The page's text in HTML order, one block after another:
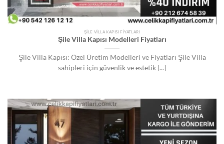
ŞILE VILLA KAPISI FIYATLARI
Şile Villa Kapısı Modelleri Fiyatları
Şile Villa Kapısı: Özel Üretim Modelleri ve Fiyatları Şile Villa
sahipleri için güvenlik ve estetik [...]